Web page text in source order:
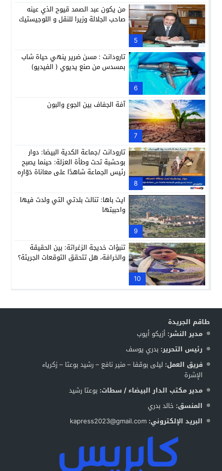
5
من يكون عبد الصمد قيوح الذي عينه
صاحب الجلالة وزيرا للنقل و اللوجيستيك
6
تارودانت : مسن ضرير ينهي حياة شاب
بمسدس من صنع يديوي ( الفيديو)
7
آفة الجفاف بين الجوع والبون
8
تارودانت /جماعة الكدية البيضا: دوار
بوحشبة تحت وطأة العزلة: حينما يصبح
رئيس الجماعة شاهدًا على معاناة دَوّارِه
9
ايت باها: تنالت بلدتي التي ولدت فيها
واحببتها
10
تنبؤات خديجة الزغراتة: بين الحقيقة
والخرافة، هل تتحقق التوقعات الجريئة؟
طاقم الجريدة
مدير النشر: أزيكو أيوب
رئيس التحرير: بدري يوسف
فريق العمل: ليلى بوقفا – منير نافع – رشيد بوعتا – زكرياء
الإشرة
مدير مكتب الدار البيضاء / سطات: بوعتا رشيد
المنسق: خالد بدري
البريد الإلكتروني: kapress2023@gmail.com